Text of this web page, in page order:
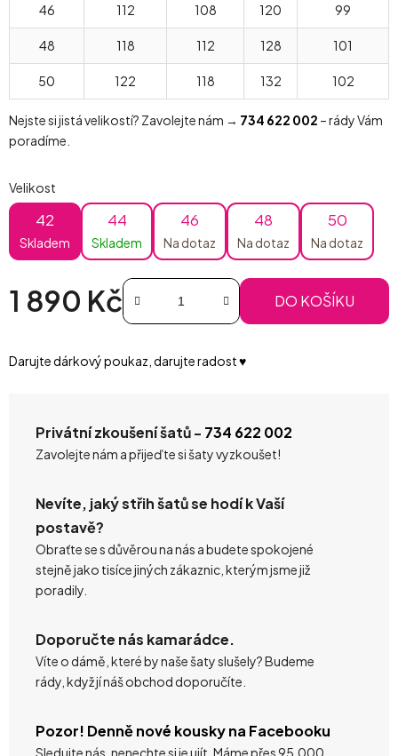
46 112 108 120 99
48 118 112 128 101
50 122 118 132 102
Nejste si jistá velikostí? Zavolejte nám → 734 622 002 – rády Vám
poradíme.
Velikost
42
Skladem
44
Skladem
46
Na dotaz
48
Na dotaz
50
Na dotaz
1 890 Kč DO KOŠÍKU
Darujte dárkový poukaz, darujte radost ♥️
Privátní zkoušení šatů - 734 622 002
Zavolejte nám a přijeďte si šaty vyzkoušet!
Nevíte, jaký střih šatů se hodí k Vaší
postavě?
Obraťte se s důvěrou na nás a budete spokojené
stejně jako tisíce jiných zákaznic, kterým jsme již
poradily.
Doporučte nás kamarádce.
Víte o dámě, které by naše šaty slušely? Budeme
rády, když jí náš obchod doporučíte.
Pozor! Denně nové kousky na Facebooku
Sledujte nás, nenechte si je ujít. Máme přes 95.000